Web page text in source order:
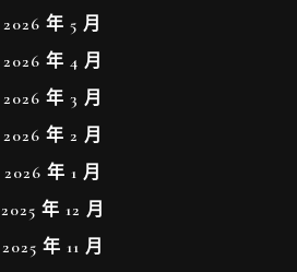
2026 年 5 月
2026 年 4 月
2026 年 3 月
2026 年 2 月
2026 年 1 月
2025 年 12 月
2025 年 11 月